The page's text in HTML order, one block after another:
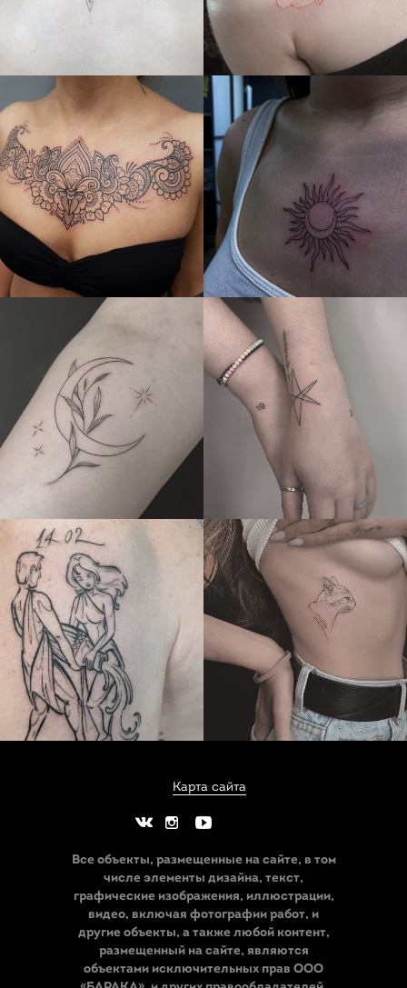
Карта сайта
Все объекты, размещенные на сайте, в том
числе элементы дизайна, текст,
графические изображения, иллюстрации,
видео, включая фотографии работ, и
другие объекты, а также любой контент,
размещенный на сайте, являются
объектами исключительных прав ООО